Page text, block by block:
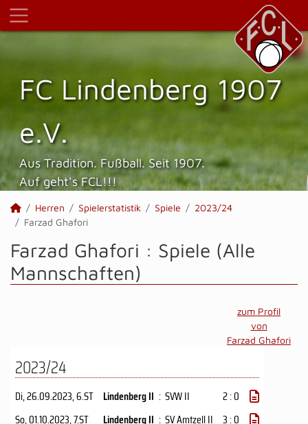
FC Lindenberg 1907
e.V.
Aus Tradition. Fußball. Seit 1907.
Auf geht's FCL!!!
Herren Spielerstatistik Spiele
2023/24
Farzad Ghafori
Farzad Ghafori : Spiele (Alle
Mannschaften)
zum Profil
von
Farzad Ghafori
2023/24
Di, 26.09.2023, 6.ST Lindenberg II : SVW II
2 : 0
So, 01.10.2023, 7.ST Lindenberg II : SV Amtzell II 3 : 0